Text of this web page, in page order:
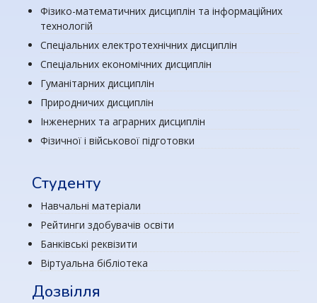
Фізико-математичних дисциплін та інформаційних
технологій
Спеціальних електротехнічних дисциплін
Спеціальних економічних дисциплін
Гуманітарних дисциплін
Природничих дисциплін
Інженерних та аграрних дисциплін
Фізичної і військової підготовки
Студенту
Навчальні матеріали
Рейтинги здобувачів освіти
Банківські реквізити
Віртуальна бібліотека
Дозвілля